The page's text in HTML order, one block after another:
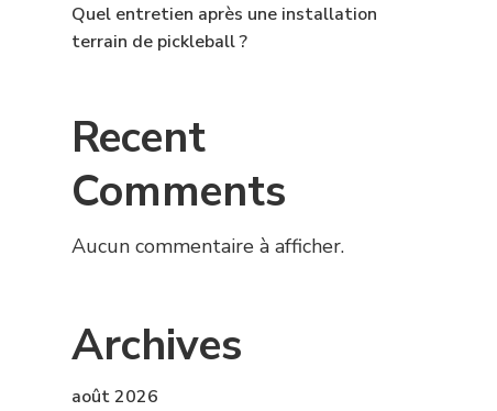
Quel entretien après une installation
terrain de pickleball ?
Recent
Comments
Aucun commentaire à afficher.
Archives
août 2026